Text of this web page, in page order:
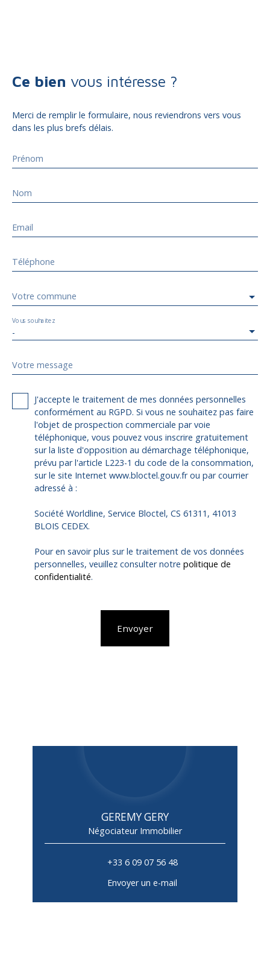
Ce bien vous intéresse ?
Merci de remplir le formulaire, nous reviendrons vers vous
dans les plus brefs délais.
Prénom
Nom
Email
Téléphone
Votre commune
-
Vous souhaitez
Votre message
J'accepte le traitement de mes données personnelles
conformément au RGPD. Si vous ne souhaitez pas faire
l'objet de prospection commerciale par voie
téléphonique, vous pouvez vous inscrire gratuitement
sur la liste d'opposition au démarchage téléphonique,
prévu par l'article L223-1 du code de la consommation,
sur le site Internet www.bloctel.gouv.fr ou par courrier
adressé à :
Société Worldline, Service Bloctel, CS 61311, 41013
BLOIS CEDEX.
Pour en savoir plus sur le traitement de vos données
personnelles, veuillez consulter notre politique de
confidentialité.
Envoyer
GEREMY GERY
Négociateur Immobilier
+33 6 09 07 56 48
Envoyer un e-mail